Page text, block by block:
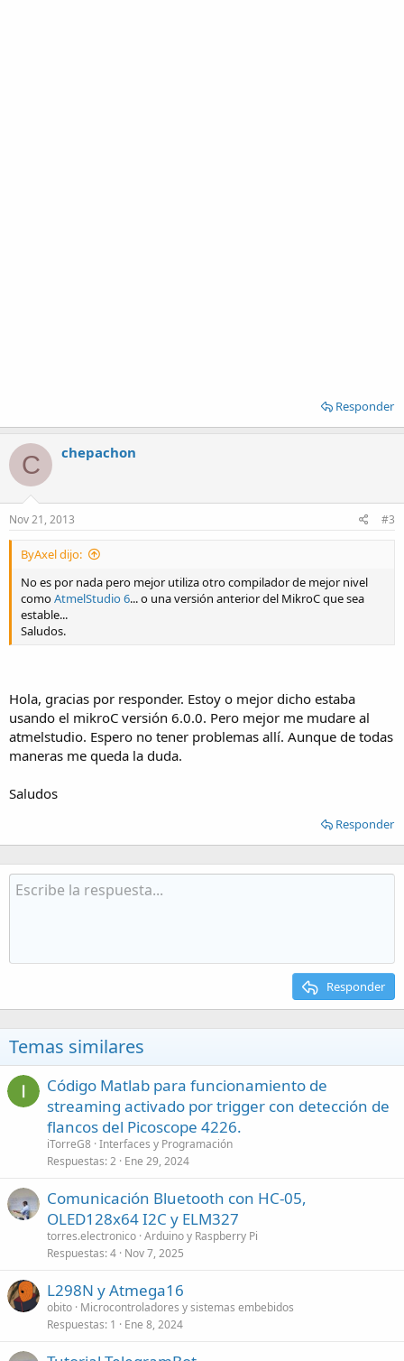
Responder
C chepachon
Nov 21, 2013 #3
ByAxel dijo:
No es por nada pero mejor utiliza otro compilador de mejor nivel
comoAtmelStudio 6... o una versión anterior del MikroC que sea
estable...
Saludos.
Hola, gracias por responder. Estoy o mejor dicho estaba
usando el mikroC versión 6.0.0. Pero mejor me mudare al
atmelstudio. Espero no tener problemas allí. Aunque de todas
maneras me queda la duda.
Saludos
Responder
Responder
Temas similares
Código Matlab para funcionamiento de
streaming activado por trigger con detección de
flancos del Picoscope 4226.
iTorreG8 Interfaces y Programación
Respuestas 2 Ene 29, 2024
Comunicación Bluetooth con HC-05,
OLED128x64 I2C y ELM327
torres.electronico Arduino y Raspberry Pi
Respuestas 4 Nov 7, 2025
L298N y Atmega16
obito Microcontroladores y sistemas embebidos
Respuestas 1 Ene 8, 2024